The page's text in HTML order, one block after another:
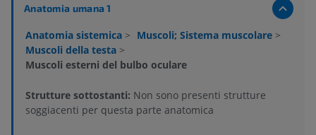
Anatomia umana 1
Anatomia sistemica > Muscoli; Sistema muscolare >
Muscoli della testa >
Muscoli esterni del bulbo oculare
Strutture sottostanti: Non sono presenti strutture
soggiacenti per questa parte anatomica